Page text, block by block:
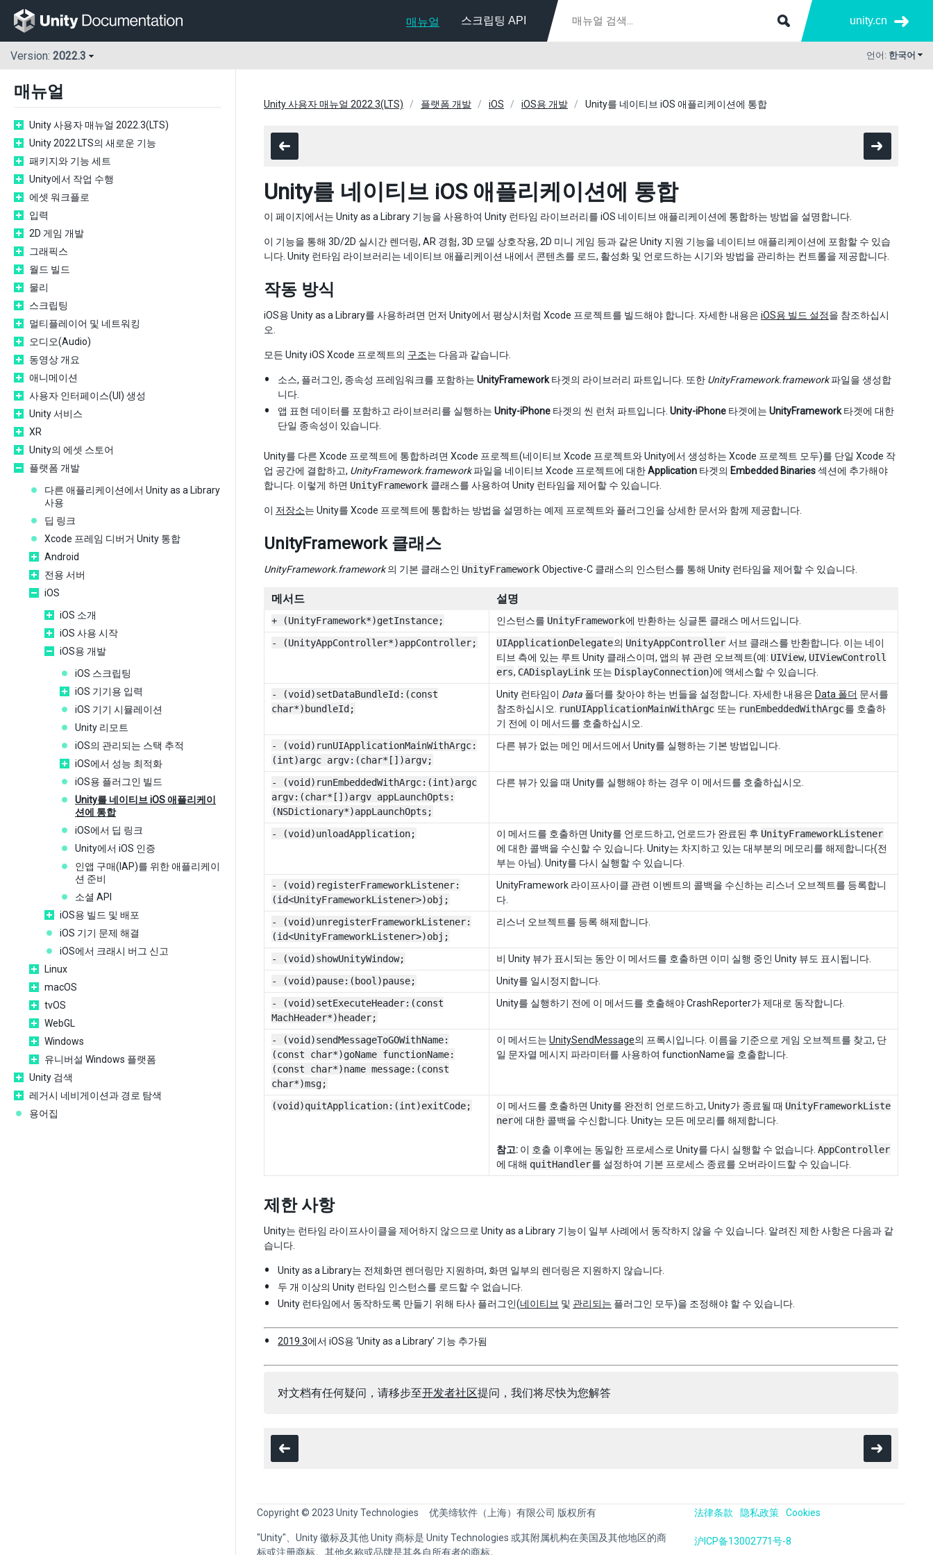
매뉴얼 스크립팅 API unity.cn
Version: 2022.3 언어: 한국어
매뉴얼
Unity 사용자 매뉴얼 2022.3(LTS)
Unity 2022 LTS의 새로운 기능
패키지와 기능 세트
Unity에서 작업 수행
에셋 워크플로
입력
2D 게임 개발
그래픽스
월드 빌드
물리
스크립팅
멀티플레이어 및 네트워킹
오디오(Audio)
동영상 개요
애니메이션
사용자 인터페이스(UI) 생성
Unity 서비스
XR
Unity의 에셋 스토어
플랫폼 개발
다른 애플리케이션에서 Unity as a Library
사용
딥 링크
Xcode 프레임 디버거 Unity 통합
Android
전용 서버
iOS
iOS 소개
iOS 사용 시작
iOS용 개발
iOS 스크립팅
iOS 기기용 입력
iOS 기기 시뮬레이션
Unity 리모트
iOS의 관리되는 스택 추적
iOS에서 성능 최적화
iOS용 플러그인 빌드
Unity를 네이티브 iOS 애플리케이
션에 통합
iOS에서 딥 링크
Unity에서 iOS 인증
인앱 구매(IAP)를 위한 애플리케이
션 준비
소셜 API
iOS용 빌드 및 배포
iOS 기기 문제 해결
iOS에서 크래시 버그 신고
Linux
macOS
tvOS
WebGL
Windows
유니버설 Windows 플랫폼
Unity 검색
레거시 네비게이션과 경로 탐색
용어집
Unity 사용자 매뉴얼 2022.3(LTS) 플랫폼 개발 iOS iOS용 개발 Unity를 네이티브 iOS 애플리케이션에 통합
Unity를 네이티브 iOS 애플리케이션에 통합
이 페이지에서는 Unity as a Library 기능을 사용하여 Unity 런타임 라이브러리를 iOS 네이티브 애플리케이션에 통합하는 방법을 설명합니다.
이 기능을 통해 3D/2D 실시간 렌더링, AR 경험, 3D 모델 상호작용, 2D 미니 게임 등과 같은 Unity 지원 기능을 네이티브 애플리케이션에 포함할 수 있습
니다. Unity 런타임 라이브러리는 네이티브 애플리케이션 내에서 콘텐츠를 로드, 활성화 및 언로드하는 시기와 방법을 관리하는 컨트롤을 제공합니다.
작동 방식
iOS용 Unity as a Library를 사용하려면 먼저 Unity에서 평상시처럼 Xcode 프로젝트를 빌드해야 합니다. 자세한 내용은 iOS용 빌드 설정을 참조하십시
오.
모든 Unity iOS Xcode 프로젝트의 구조는 다음과 같습니다.
소스, 플러그인, 종속성 프레임워크를 포함하는 UnityFramework타겟의 라이브러리 파트입니다. 또한 UnityFramework.framework파일을 생성합
니다.
앱 표현 데이터를 포함하고 라이브러리를 실행하는 Unity-iPhone 타겟의 씬 런처 파트입니다. Unity-iPhone 타겟에는 UnityFramework타겟에 대한
단일 종속성이 있습니다.
Unity를 다른 Xcode 프로젝트에 통합하려면 Xcode 프로젝트(네이티브 Xcode 프로젝트와 Unity에서 생성하는 Xcode 프로젝트 모두)를 단일 Xcode 작
업 공간에 결합하고, UnityFramework.framework파일을 네이티브 Xcode 프로젝트에 대한Application 타겟의 Embedded Binaries섹션에 추가해야
합니다. 이렇게 하면 UnityFramework 클래스를 사용하여 Unity 런타임을 제어할 수 있습니다.
이 저장소는 Unity를 Xcode 프로젝트에 통합하는 방법을 설명하는 예제 프로젝트와 플러그인을 상세한 문서와 함께 제공합니다.
UnityFramework 클래스
UnityFramework.framework의 기본 클래스인 UnityFramework Objective-C 클래스의 인스턴스를 통해 Unity 런타임을 제어할 수 있습니다.
메서드 설명
+ (UnityFramework*)getInstance; 인스턴스를 UnityFramework에 반환하는 싱글톤 클래스 메서드입니다.
- (UnityAppController*)appController;
UIApplicationDelegate의 UnityAppController 서브 클래스를 반환합니다. 이는 네이
티브 측에 있는 루트 Unity 클래스이며, 앱의 뷰 관련 오브젝트(예: UIView, UIViewControll
ers, CADisplayLink 또는 DisplayConnection)에 액세스할 수 있습니다.
- (void)setDataBundleId:(const
char*)bundleId;
Unity 런타임이 Data 폴더를 찾아야 하는 번들을 설정합니다. 자세한 내용은 Data 폴더 문서를
참조하십시오.
runUIApplicationMainWithArgc 또는 runEmbeddedWithArgc를 호출하
기 전에 이 메서드를 호출하십시오.
- (void)runUIApplicationMainWithArgc:
(int)argc argv:(char*[])argv;
다른 뷰가 없는 메인 메서드에서 Unity를 실행하는 기본 방법입니다.
- (void)runEmbeddedWithArgc:(int)argc
argv:(char*[])argv appLaunchOpts:
(NSDictionary*)appLaunchOpts;
다른 뷰가 있을 때 Unity를 실행해야 하는 경우 이 메서드를 호출하십시오.
- (void)unloadApplication; 이 메서드를 호출하면 Unity를 언로드하고, 언로드가 완료된 후 UnityFrameworkListener
에 대한 콜백을 수신할 수 있습니다. Unity는 차지하고 있는 대부분의 메모리를 해제합니다(전
부는 아님). Unity를 다시 실행할 수 있습니다.
- (void)registerFrameworkListener:
(id<UnityFrameworkListener>)obj;
UnityFramework 라이프사이클 관련 이벤트의 콜백을 수신하는 리스너 오브젝트를 등록합니
다.
- (void)unregisterFrameworkListener:
(id<UnityFrameworkListener>)obj;
리스너 오브젝트를 등록 해제합니다.
- (void)showUnityWindow;
비 Unity 뷰가 표시되는 동안 이 메서드를 호출하면 이미 실행 중인 Unity 뷰도 표시됩니다.
- (void)pause:(bool)pause;
Unity를 일시정지합니다.
- (void)setExecuteHeader:(const
MachHeader*)header;
Unity를 실행하기 전에 이 메서드를 호출해야 CrashReporter가 제대로 동작합니다.
- (void)sendMessageToGOWithName:
(const char*)goName functionName:
(const char*)name message:(const
char*)msg;
이 메서드는 UnitySendMessage의 프록시입니다. 이름을 기준으로 게임 오브젝트를 찾고, 단
일 문자열 메시지 파라미터를 사용하여 functionName을 호출합니다.
(void)quitApplication:(int)exitCode; 이 메서드를 호출하면 Unity를 완전히 언로드하고, Unity가 종료될 때 UnityFrameworkListe
ner에 대한 콜백을 수신합니다. Unity는 모든 메모리를 해제합니다.
참고: 이 호출 이후에는 동일한 프로세스로 Unity를 다시 실행할 수 없습니다. AppController
에 대해 quitHandler를 설정하여 기본 프로세스 종료를 오버라이드할 수 있습니다.
제한 사항
Unity는 런타임 라이프사이클을 제어하지 않으므로 Unity as a Library 기능이 일부 사례에서 동작하지 않을 수 있습니다. 알려진 제한 사항은 다음과 같
습니다.
Unity as a Library는 전체화면 렌더링만 지원하며, 화면 일부의 렌더링은 지원하지 않습니다.
두 개 이상의 Unity 런타임 인스턴스를 로드할 수 없습니다.
Unity 런타임에서 동작하도록 만들기 위해 타사 플러그인(네이티브 및 관리되는 플러그인 모두)을 조정해야 할 수 있습니다.
2019.3에서 iOS용 ‘Unity as a Library’ 기능 추가됨
对文档有任何疑问，请移步至开发者社区提问，我们将尽快为您解答
Copyright © 2023 Unity Technologies 优美缔软件（上海）有限公司 版权所有
"Unity"、Unity 徽标及其他 Unity 商标是 Unity Technologies 或其附属机构在美国及其他地区的商
标或注册商标。其他名称或品牌是其各自所有者的商标。
法律条款 隐私政策 Cookies
沪ICP备13002771号-8